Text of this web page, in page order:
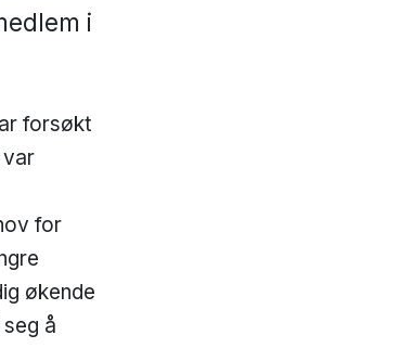
i
forsøkt
var
for
økende
å